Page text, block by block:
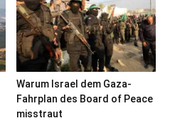
Warum Israel dem Gaza-
Fahrplan des Board of Peace
misstraut